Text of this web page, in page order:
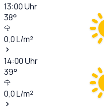
13:00Uhr
38°
0,0L/m²
14:00Uhr
39°
0,0L/m²